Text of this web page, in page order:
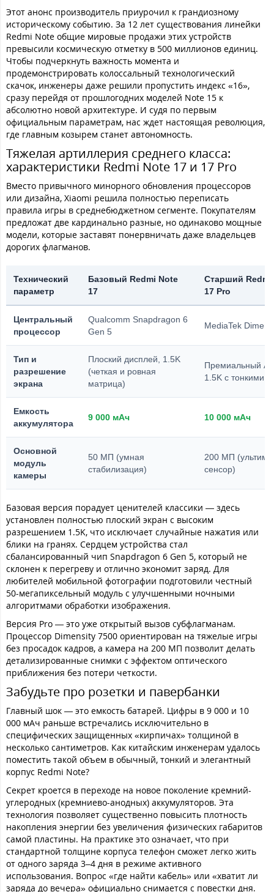
Этот анонс производитель приурочил к грандиозному
историческому событию. За 12 лет существования линейки
Redmi Note общие мировые продажи этих устройств
превысили космическую отметку в 500 миллионов единиц.
Чтобы подчеркнуть важность момента и
продемонстрировать колоссальный технологический
скачок, инженеры даже решили пропустить индекс «16»,
сразу перейдя от прошлогодних моделей Note 15 к
абсолютно новой архитектуре. И судя по первым
официальным параметрам, нас ждет настоящая революция,
где главным козырем станет автономность.
Тяжелая артиллерия среднего класса:
характеристики Redmi Note 17 и 17 Pro
Вместо привычного минорного обновления процессоров
или дизайна, Xiaomi решила полностью переписать
правила игры в среднебюджетном сегменте. Покупателям
предложат две кардинально разные, но одинаково мощные
модели, которые заставят понервничать даже владельцев
дорогих флагманов.
Технический
параметр
Базовый Redmi Note
17
Старший Redmi
17 Pro
Центральный
процессор
Qualcomm Snapdragon 6
Gen 5
MediaTek
Тип и
разрешение
экрана
Плоский дисплей, 1.5K
(четкая и ровная
матрица)
Премиальный
1.5K с тонкими
Емкость
аккумулятора
9 000 мАч 10 000 мАч
Основной
модуль
камеры
50 МП (умная
стабилизация)
200 МП
сенсор)
Базовая версия порадует ценителей классики — здесь
установлен полностью плоский экран с высоким
разрешением 1.5K, что исключает случайные нажатия или
блики на гранях. Сердцем устройства стал
сбалансированный чип Snapdragon 6 Gen 5, который не
склонен к перегреву и отлично экономит заряд. Для
любителей мобильной фотографии подготовили честный
50-мегапиксельный модуль с улучшенными ночными
алгоритмами обработки изображения.
Версия Pro — это уже открытый вызов субфлагманам.
Процессор Dimensity 7500 ориентирован на тяжелые игры
без просадок кадров, а камера на 200 МП позволит делать
детализированные снимки с эффектом оптического
приближения без потери четкости.
Забудьте про розетки и павербанки
Главный шок — это емкость батарей. Цифры в 9 000 и 10
000 мАч раньше встречались исключительно в
специфических защищенных «кирпичах» толщиной в
несколько сантиметров. Как китайским инженерам удалось
поместить такой объем в обычный, тонкий и элегантный
корпус Redmi Note?
Секрет кроется в переходе на новое поколение кремний-
углеродных (кремниево-анодных) аккумуляторов. Эта
технология позволяет существенно повысить плотность
накопления энергии без увеличения физических габаритов
самой пластины. На практике это означает, что при
стандартной толщине корпуса телефон сможет легко жить
от одного заряда 3–4 дня в режиме активного
использования. Вопрос «где найти кабель» или «хватит ли
заряда до вечера» официально снимается с повестки дня.